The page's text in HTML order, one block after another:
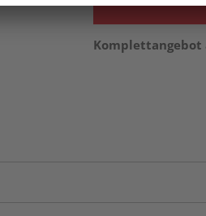
Komplettangebot